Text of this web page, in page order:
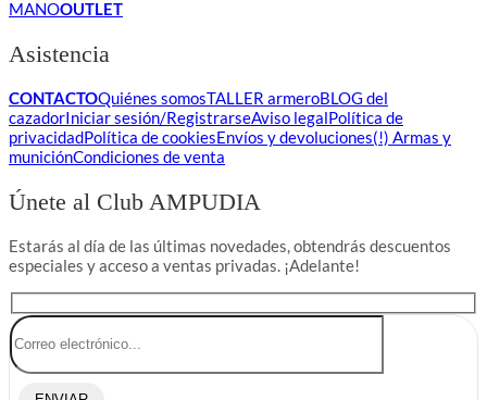
MANOOUTLET
Asistencia
CONTACTOQuiénes somosTALLER armeroBLOG del
cazadorIniciar sesión/RegistrarseAviso legalPolítica de
privacidadPolítica de cookiesEnvíos y devoluciones(!) Armas y
municiónCondiciones de venta
Únete al Club AMPUDIA
Estarás al día de las últimas novedades, obtendrás descuentos
especiales y acceso a ventas privadas. ¡Adelante!